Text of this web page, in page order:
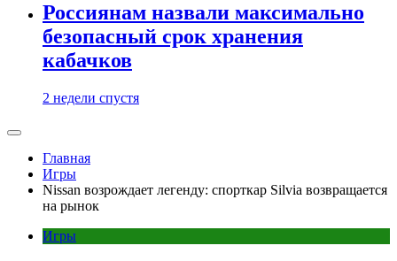
Россиянам назвали максимально
безопасный срок хранения
кабачков
2 недели спустя
Главная
Игры
Nissan возрождает легенду: спорткар Silvia возвращается
на рынок
Игры